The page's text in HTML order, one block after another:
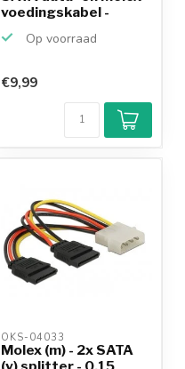
voedingskabel -
Op voorraad
€9,99
OKS-04033
Molex (m) - 2x SATA